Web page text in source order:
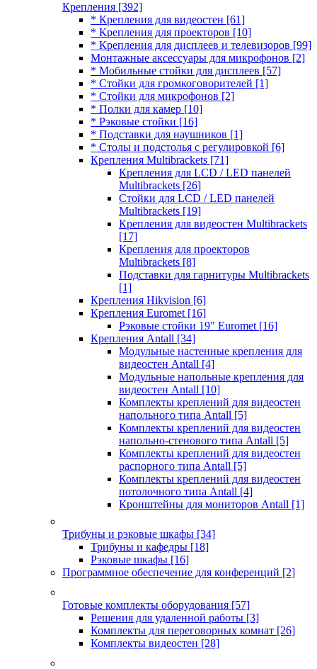
Крепления [392]
* Крепления для видеостен [61]
* Крепления для проекторов [10]
* Крепления для дисплеев и телевизоров [99]
Монтажные аксессуары для микрофонов [2]
* Мобильные стойки для дисплеев [57]
* Стойки для громкоговорителей [1]
* Стойки для микрофонов [2]
* Полки для камер [10]
* Рэковые стойки [16]
* Подставки для наушников [1]
* Столы и подстолья с регулировкой [6]
Крепления Multibrackets [71]
Крепления для LCD / LED панелей
Multibrackets [26]
Стойки для LCD / LED панелей
Multibrackets [19]
Крепления для видеостен Multibrackets
[17]
Крепления для проекторов
Multibrackets [8]
Подставки для гарнитуры Multibrackets
[1]
Крепления Hikvision [6]
Крепления Euromet [16]
Рэковые стойки 19" Euromet [16]
Крепления Antall [34]
Модульные настенные крепления для
видеостен Antall [4]
Модульные напольные крепления для
видеостен Antall [10]
Комплекты креплений для видеостен
напольного типа Antall [5]
Комплекты креплений для видеостен
напольно-стенового типа Antall [5]
Комплекты креплений для видеостен
распорного типа Antall [5]
Комплекты креплений для видеостен
потолочного типа Antall [4]
Кронштейны для мониторов Antall [1]
Трибуны и рэковые шкафы [34]
Трибуны и кафедры [18]
Рэковые шкафы [16]
Программное обеспечение для конференций [2]
Готовые комплекты оборудования [57]
Решения для удаленной работы [3]
Комплекты для переговорных комнат [26]
Комплекты видеостен [28]